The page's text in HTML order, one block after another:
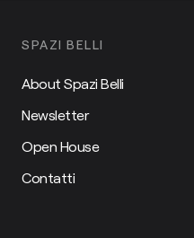
SPAZI BELLI
About Spazi Belli
Newsletter
Open House
Contatti